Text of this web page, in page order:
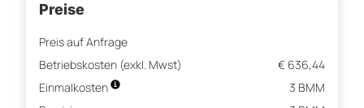
Preise
Preis auf Anfrage
Betriebskosten (exkl. Mwst)
€ 636,44
Einmalkosten
3 BMM